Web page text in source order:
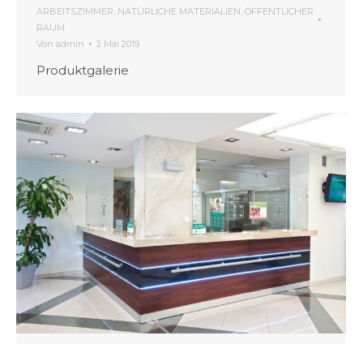
ARBEITSZIMMER, NATÜRLICHE MATERIALIEN, ÖFFENTLICHER
RAUM
Von admin 2 Mai 2019
Produktgalerie